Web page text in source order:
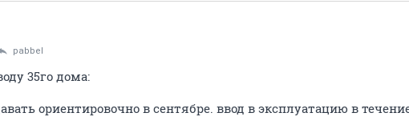
pabbel
35го дома:
ориентировочно в сентябре. ввод в эксплуатацию в